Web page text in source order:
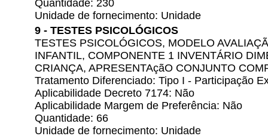
Quantidade: 230
Unidade de fornecimento: Unidade
9 - TESTES PSICOLÓGICOS
TESTES PSICOLÓGICOS, MODELO
INFANTIL, COMPONENTE 1 INVENTÁRIO
CRIANÇA, APRESENTAçãO CONJUNTO
Tratamento Diferenciado: Tipo I - Participação
Aplicabilidade Decreto 7174: Não
Aplicabilidade Margem de Preferência: Não
Quantidade: 66
Unidade de fornecimento: Unidade